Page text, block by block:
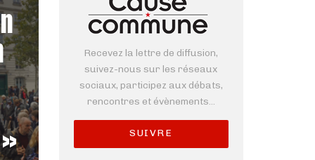
Recevez la lettre de diffusion,
suivez-nous sur les réseaux
sociaux, participez aux débats,
rencontres et évènements...
SUIVRE